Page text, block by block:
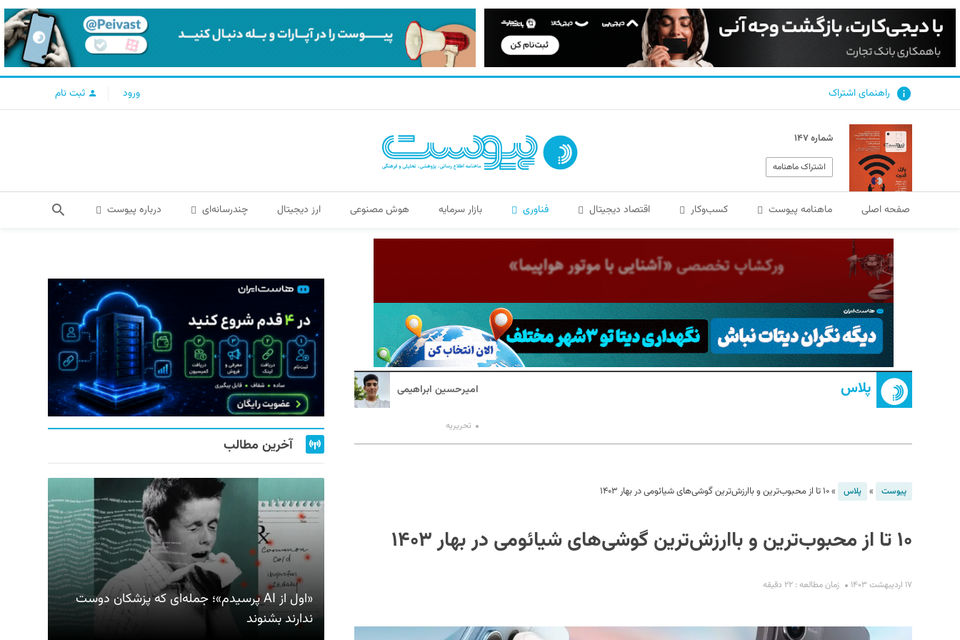
راهنمای اشتراک ورود ثبت نام
شماره ۱۴۷
اشتراک ماهنامه
صفحه اصلی ماهنامه پیوست کسب‌و‌کار اقتصاد دیجیتال فناوری بازار سرمایه هوش مصنوعی ارز دیجیتال چندرسانه‌ای درباره پیوست
پلاس امیرحسین ابراهیمی
تحریریه
پیوست » پلاس »۱۰ تا از محبوب‌ترین و باارزش‌ترین گوشی‌های شیائومی در بهار ۱۴۰۳
۱۰ تا از محبوب‌ترین و باارزش‌ترین گوشی‌های شیائومی در بهار ۱۴۰۳
۱۷ اردیبهشت ۱۴۰۳ زمان مطالعه : ۲۲ دقیقه
آخرین مطالب
«اول از AI پرسیدم»؛ جمله‌ای که پزشکان دوست
ندارند بشنوند